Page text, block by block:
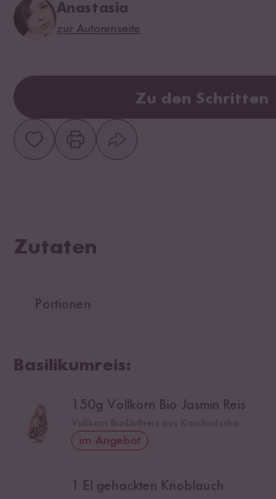
Anastasia
zur Autorenseite
Zu den Schritten
Zutaten
Portionen
Basilikumreis:
150g Vollkorn Bio Jasmin Reis
im Angebot
1 El gehackten Knoblauch